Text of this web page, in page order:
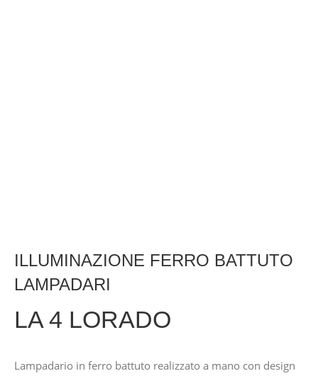
ILLUMINAZIONE FERRO BATTUTO
LAMPADARI
LA 4 LORADO
Lampadario in ferro battuto realizzato a mano con design